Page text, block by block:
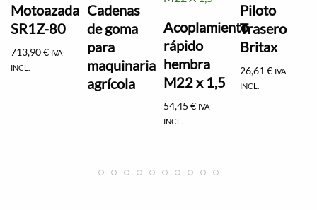
Motoazada
SR1Z-80
713,90€ IVA
INCL.
Cadenas
de goma
para
maquinaria
agrícola
Acoplamiento
rápido
hembra
M22 x 1,5
54,45€ IVA
INCL.
Piloto
Trasero
Britax
26,61€ IVA
INCL.